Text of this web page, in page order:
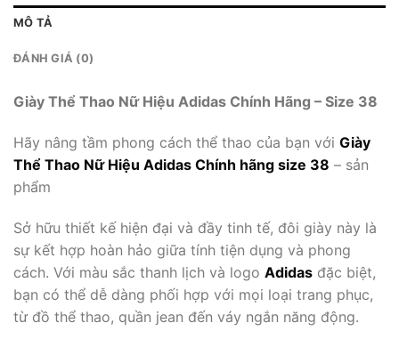
MÔ TẢ
ĐÁNH GIÁ (0)
Giày Thể Thao Nữ Hiệu Adidas Chính Hãng – Size 38
Hãy nâng tầm phong cách thể thao của bạn với Giày
Thể Thao Nữ Hiệu Adidas Chính hãng size 38 – sản
phẩm
Sở hữu thiết kế hiện đại và đầy tinh tế, đôi giày này là
sự kết hợp hoàn hảo giữa tính tiện dụng và phong
cách. Với màu sắc thanh lịch và logo Adidas đặc biệt,
bạn có thể dễ dàng phối hợp với mọi loại trang phục,
từ đồ thể thao, quần jean đến váy ngắn năng động.